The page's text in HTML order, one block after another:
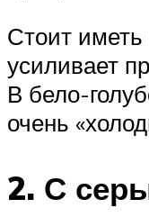
Стоит
усиливает
В бело-
очень
2. С